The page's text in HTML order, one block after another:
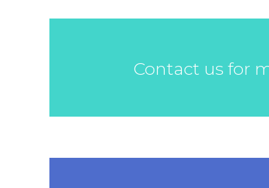
Contact us for